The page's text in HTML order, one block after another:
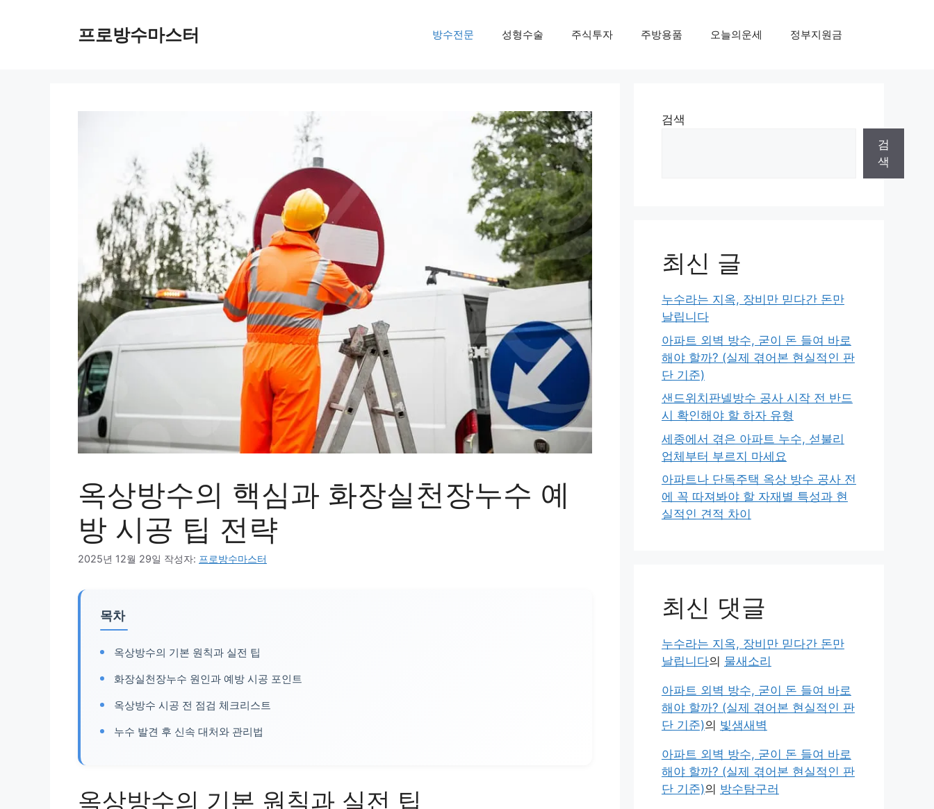
프로방수마스터 방수전문 성형수술 주식투자 주방용품 오늘의운세 정부지원금
옥상방수의 핵심과 화장실천장누수 예
방 시공 팁 전략
2025년 12월 29일 작성자: 프로방수마스터
목차
옥상방수의 기본 원칙과 실전 팁
화장실천장누수 원인과 예방 시공 포인트
옥상방수 시공 전 점검 체크리스트
누수 발견 후 신속 대처와 관리법
옥상방수의 기본 원칙과 실전 팁
검색
검
색
최신 글
누수라는 지옥, 장비만 믿다간 돈만
날립니다
아파트 외벽 방수, 굳이 돈 들여 바로
해야 할까? (실제 겪어본 현실적인 판
단 기준)
샌드위치판넬방수 공사 시작 전 반드
시 확인해야 할 하자 유형
세종에서 겪은 아파트 누수, 섣불리
업체부터 부르지 마세요
아파트나 단독주택 옥상 방수 공사 전
에 꼭 따져봐야 할 자재별 특성과 현
실적인 견적 차이
최신 댓글
누수라는 지옥, 장비만 믿다간 돈만
날립니다의 물새소리
아파트 외벽 방수, 굳이 돈 들여 바로
해야 할까? (실제 겪어본 현실적인 판
단 기준)의 빛샘새벽
아파트 외벽 방수, 굳이 돈 들여 바로
해야 할까? (실제 겪어본 현실적인 판
단 기준)의 방수탐구러